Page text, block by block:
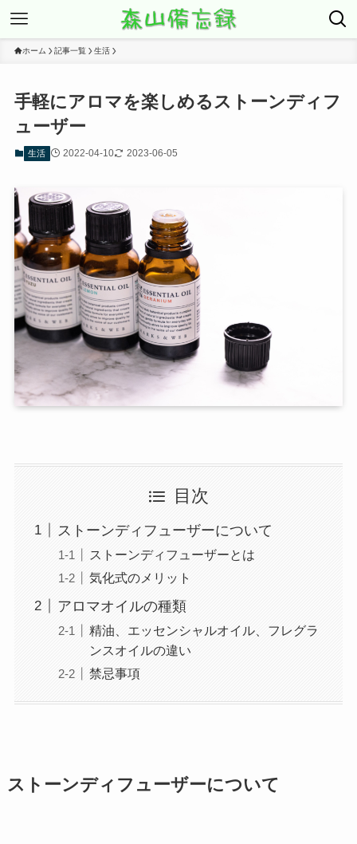
ホーム 記事一覧 生活
手軽にアロマを楽しめるストーンディフ
ューザー
生活 2022-04-10 2023-06-05
目次
ストーンディフューザーについて
ストーンディフューザーとは
気化式のメリット
アロマオイルの種類
精油、エッセンシャルオイル、フレグラ
ンスオイルの違い
禁忌事項
ストーンディフューザーについて